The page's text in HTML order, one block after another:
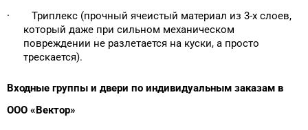
· Триплекс (прочный ячеистый материал из 3-х слоев,
который даже при сильном механическом
повреждении не разлетается на куски, а просто
трескается).
Входные группы и двери по индивидуальным заказам в
ООО «Вектор»